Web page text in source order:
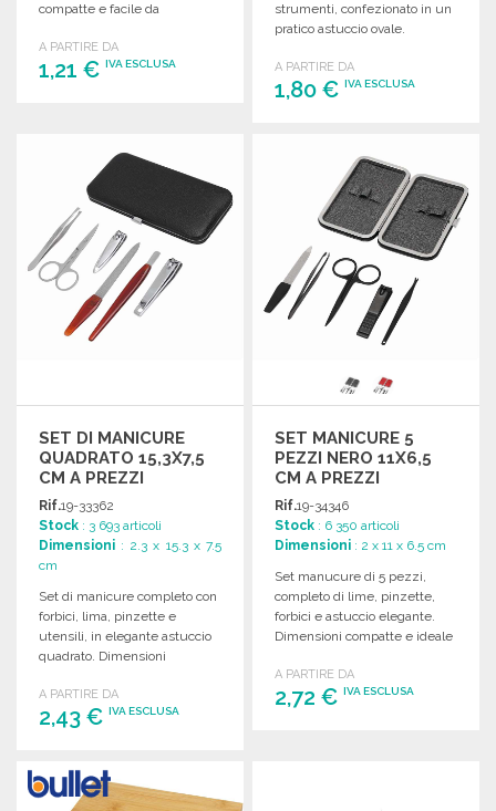
compatte e facile da
A PARTIRE DA
1,21 € IVA ESCLUSA
Richiedi un preventivo
strumenti, confezionato in un
pratico astuccio ovale.
A PARTIRE DA
1,80 €IVA ESCLUSA
Richiedi un preventivo
SET DI MANICURE
QUADRATO 15,3X7,5
CM A PREZZI
ALL'INGROSSO
Rif.19-33362
Stock : 3 693 articoli
Dimensioni : 2.3 x 15.3 x 7.5
cm
Set di manicure completo con
forbici, lima, pinzette e
utensili, in elegante astuccio
quadrato. Dimensioni
A PARTIRE DA
2,43 € IVA ESCLUSA
ORDINARE
Richiedi un preventivo
SET MANICURE 5
PEZZI NERO 11X6,5
CM A PREZZI
ALL'INGROSSO
Rif.19-34346
Stock : 6 350 articoli
Dimensioni : 2 x 11 x 6.5 cm
Set manucure di 5 pezzi,
completo di lime, pinzette,
forbici e astuccio elegante.
Dimensioni compatte e ideale
A PARTIRE DA
2,72 €IVA ESCLUSA